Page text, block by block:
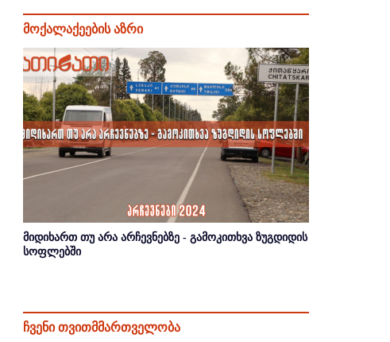
მოქალაქეების აზრი
მიდიხართ თუ არა არჩევნებზე - გამოკითხვა ზუგდიდის
სოფლებში
ჩვენი თვითმმართველობა